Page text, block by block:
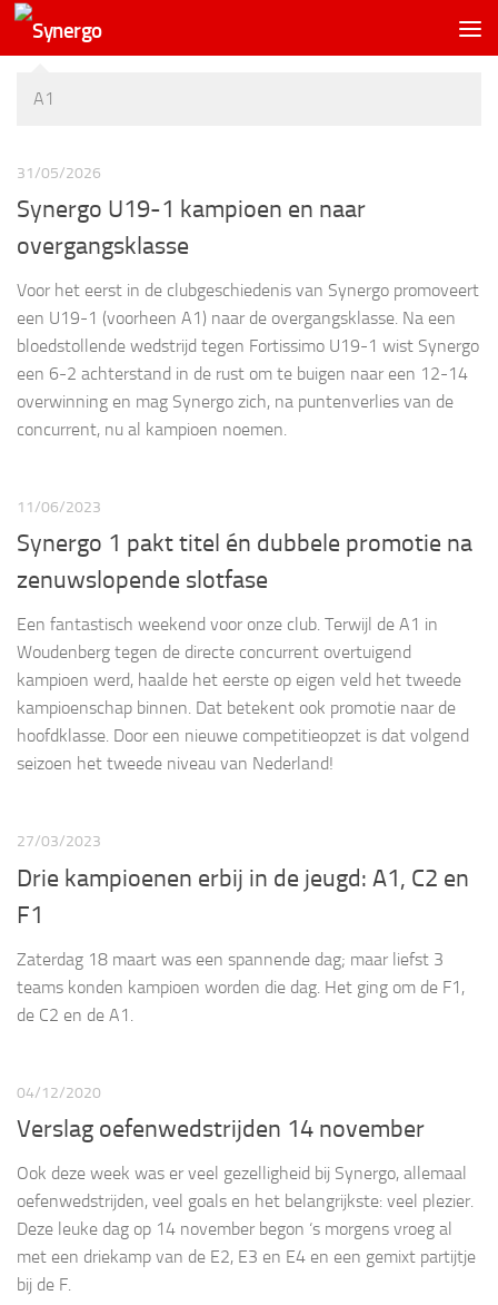
A1
31/05/2026
Synergo U19-1 kampioen en naar
overgangsklasse
Voor het eerst in de clubgeschiedenis van Synergo promoveert
een U19-1 (voorheen A1) naar de overgangsklasse. Na een
bloedstollende wedstrijd tegen Fortissimo U19-1 wist Synergo
een 6-2 achterstand in de rust om te buigen naar een 12-14
overwinning en mag Synergo zich, na puntenverlies van de
concurrent, nu al kampioen noemen.
11/06/2023
Synergo 1 pakt titel én dubbele promotie na
zenuwslopende slotfase
Een fantastisch weekend voor onze club. Terwijl de A1 in
Woudenberg tegen de directe concurrent overtuigend
kampioen werd, haalde het eerste op eigen veld het tweede
kampioenschap binnen. Dat betekent ook promotie naar de
hoofdklasse. Door een nieuwe competitieopzet is dat volgend
seizoen het tweede niveau van Nederland!
27/03/2023
Drie kampioenen erbij in de jeugd: A1, C2 en
F1
Zaterdag 18 maart was een spannende dag; maar liefst 3
teams konden kampioen worden die dag. Het ging om de F1,
de C2 en de A1.
04/12/2020
Verslag oefenwedstrijden 14 november
Ook deze week was er veel gezelligheid bij Synergo, allemaal
oefenwedstrijden, veel goals en het belangrijkste: veel plezier.
Deze leuke dag op 14 november begon ‘s morgens vroeg al
met een driekamp van de E2, E3 en E4 en een gemixt partijtje
bij de F.